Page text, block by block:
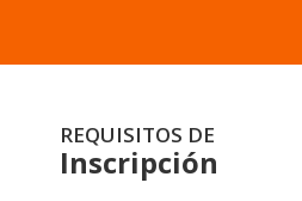
REQUISITOS DE
Inscripción